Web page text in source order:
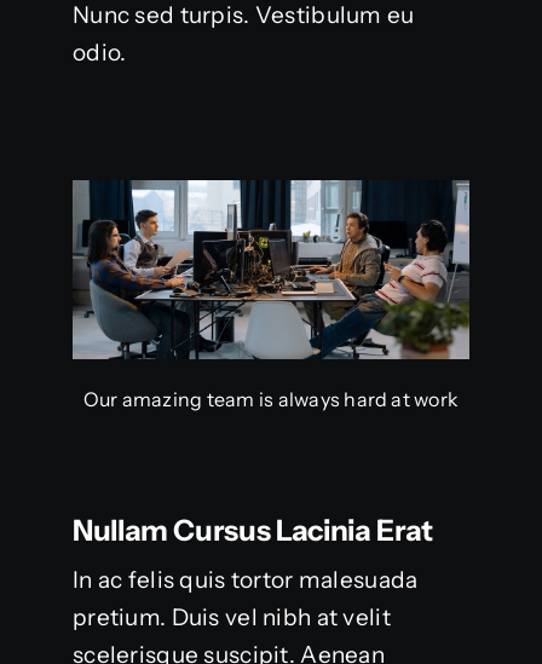
Nunc sed turpis. Vestibulum eu
odio.
Our amazing team is always hard at work
Nullam Cursus Lacinia Erat
In ac felis quis tortor malesuada
pretium. Duis vel nibh at velit
scelerisque suscipit. Aenean